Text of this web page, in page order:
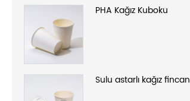
PHA Kağız Kuboku
Sulu astarlı kağız fincan